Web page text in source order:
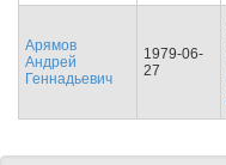
Арямов
Андрей
Геннадьевич
1979-06-
27